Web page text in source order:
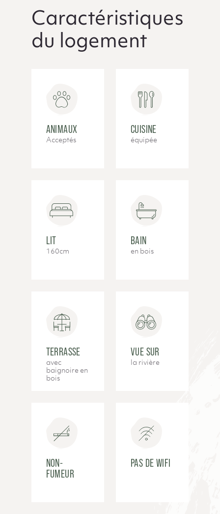
Caractéristiques
du logement
ANIMAUX
Acceptés
CUISINE
équipée
LIT
160cm
BAIN
en bois
TERRASSE
avec
baignoire en
bois
VUE SUR
la rivière
NON-
FUMEUR
PAS DE WIFI